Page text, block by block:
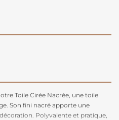
Toile Cirée Nacrée, une toile
Son fini nacré apporte une
Polyvalente et pratique,